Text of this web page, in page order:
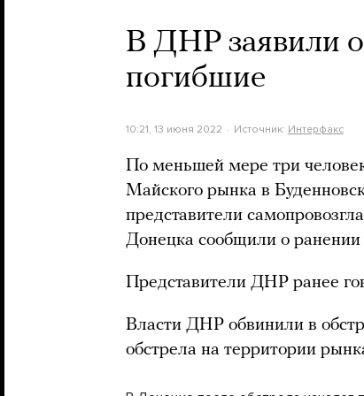
В ДНР заявили
погибшие
10:21, 13 июня 2022 Источник: Интерфакс
По меньшей мере три
Майского рынка в
представители
Донецка сообщили о ранении
Представители ДНР ранее
Власти ДНР обвинили в
обстрела на территории